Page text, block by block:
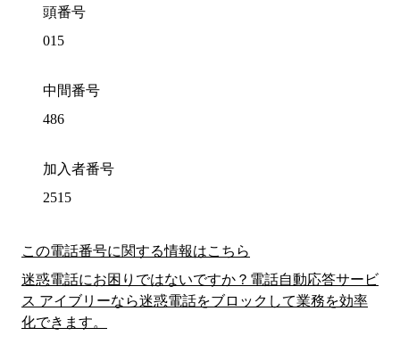
頭番号
015
中間番号
486
加入者番号
2515
この電話番号に関する情報はこちら
迷惑電話にお困りではないですか？電話自動応答サービ
ス アイブリーなら迷惑電話をブロックして業務を効率
化できます。